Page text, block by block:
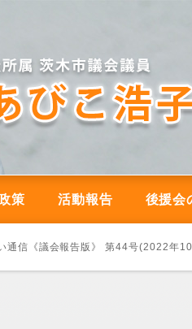
策 活動報告 後援会
通信《議会報告版》 第44号(2022年10